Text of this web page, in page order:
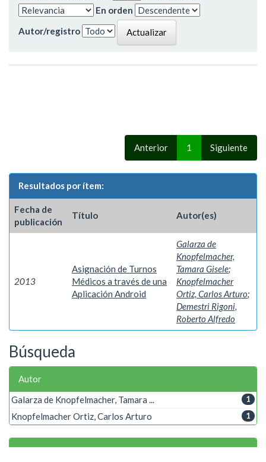
En orden
Autor/registro
Anterior 1 Siguiente
Resultados por ítem:
Fecha de
publicación
Título Autor(es)
2013
Asignación de Turnos
Médicos a través de una
Aplicación Android
Galarza de
Knopfelmacher,
Tamara Gisele;
Knopfelmacher
Ortiz, Carlos Arturo;
Demestri Rigoni,
Roberto Alfredo
Búsqueda
Autor
1
Galarza de Knopfelmacher, Tamara ...
1
Knopfelmacher Ortiz, Carlos Arturo
Palabra clave